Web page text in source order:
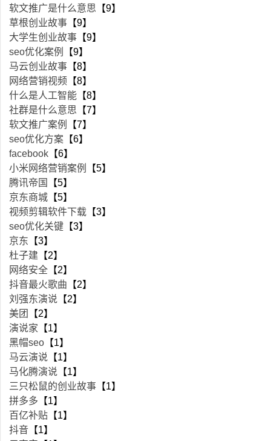
软文推广是什么意思 【9】
草根创业故事 【9】
大学生创业故事 【9】
seo优化案例
【9】
马云创业故事 【8】
网络营销视频 【8】
什么是人工智能 【8】
社群是什么意思 【7】
软文推广案例
【7】
seo优化方案 【6】
facebook 【6】
小米网络营销案例
【5】
腾讯帝国
【5】
京东商城 【5】
视频剪辑软件下载 【3】
seo优化关键 【3】
京东 【3】
杜子建 【2】
网络安全 【2】
抖音最火歌曲 【2】
刘强东演说 【2】
美团
【2】
演说家 【1】
黑帽seo 【1】
马云演说 【1】
马化腾演说 【1】
三只松鼠的创业故事 【1】
拼多多 【1】
百亿补贴 【1】
抖音 【1】